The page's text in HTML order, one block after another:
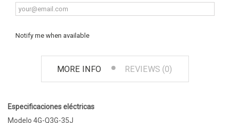
Notify me when available
MORE INFO REVIEWS (0)
Especificaciones eléctricas
Modelo 4G-Q3G-35J